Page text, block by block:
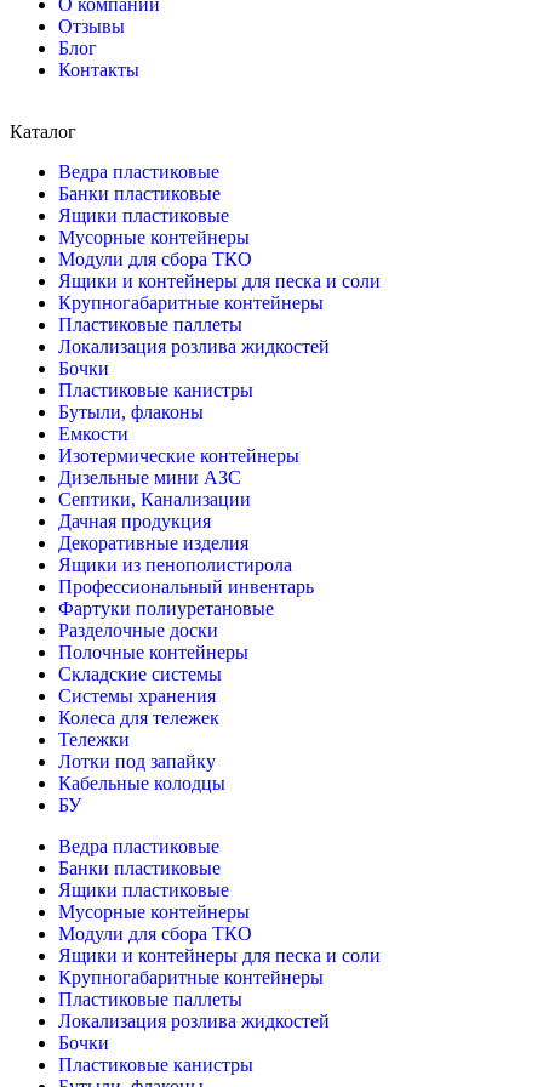
О компании
Отзывы
Блог
Контакты
Каталог
Ведра пластиковые
Банки пластиковые
Ящики пластиковые
Мусорные контейнеры
Модули для сбора ТКО
Ящики и контейнеры для песка и соли
Крупногабаритные контейнеры
Пластиковые паллеты
Локализация розлива жидкостей
Бочки
Пластиковые канистры
Бутыли, флаконы
Емкости
Изотермические контейнеры
Дизельные мини АЗС
Септики, Канализации
Дачная продукция
Декоративные изделия
Ящики из пенополистирола
Профессиональный инвентарь
Фартуки полиуретановые
Разделочные доски
Полочные контейнеры
Складские системы
Системы хранения
Колеса для тележек
Тележки
Лотки под запайку
Кабельные колодцы
БУ
Ведра пластиковые
Банки пластиковые
Ящики пластиковые
Мусорные контейнеры
Модули для сбора ТКО
Ящики и контейнеры для песка и соли
Крупногабаритные контейнеры
Пластиковые паллеты
Локализация розлива жидкостей
Бочки
Пластиковые канистры